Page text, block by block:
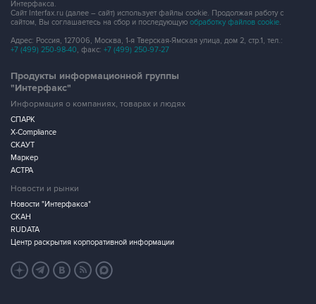
Адрес: Россия, 127006, Москва, 1-я Тверская-Ямская улица, дом 2, стр.1, тел.:
+7 (499) 250-98-40, факс: +7 (499) 250-97-27
Продукты информационной группы
Информация о компаниях, товарах и людях
СПАРК
X-Compliance
СКАУТ
Маркер
АСТРА
Новости и рынки
Новости "Интерфакса"
СКАН
RUDATA
Центр раскрытия корпоративной информации